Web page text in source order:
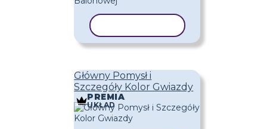
Główny Pomysł i
Szczegóły Kolor Gwiazdy
PREMIA
UKŁAD